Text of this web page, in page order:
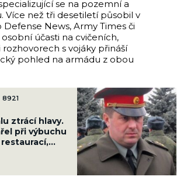
se na pozemní a
Více než tři desetiletí působil v
Defense News, Army Times či
účasti na cvičeních,
s vojáky přináší
pohled na armádu z obou
8921
ztrácí hlavy.
při výbuchu
šéfa